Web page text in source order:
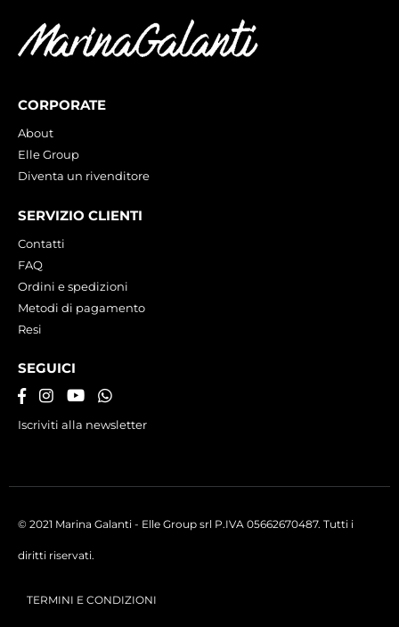
CORPORATE
About
Elle Group
Diventa un rivenditore
SERVIZIO CLIENTI
Contatti
FAQ
Ordini e spedizioni
Metodi di pagamento
Resi
SEGUICI
Iscriviti alla newsletter
TERMINI E CONDIZIONI
© 2021 Marina Galanti - Elle Group srl P.IVA 05662670487. Tutti i
diritti riservati.